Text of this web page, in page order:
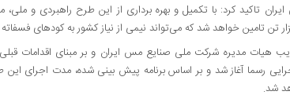
تاکید کرد: با تکمیل و بهره برداری از این طرح راهبردی و
شد.